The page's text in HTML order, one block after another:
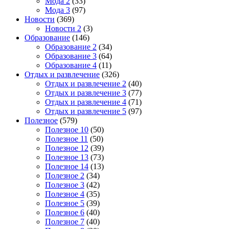
Мода 3 (97)
Новости (369)
Новости 2 (3)
Образование (146)
Образование 2 (34)
Образование 3 (64)
Образование 4 (11)
Отдых и развлечение (326)
Отдых и развлечение 2 (40)
Отдых и развлечение 3 (77)
Отдых и развлечение 4 (71)
Отдых и развлечение 5 (97)
Полезное (579)
Полезное 10 (50)
Полезное 11 (50)
Полезное 12 (39)
Полезное 13 (73)
Полезное 14 (13)
Полезное 2 (34)
Полезное 3 (42)
Полезное 4 (35)
Полезное 5 (39)
Полезное 6 (40)
Полезное 7 (40)